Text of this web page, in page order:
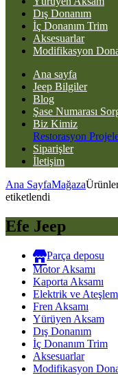
Dış Donanım
İç Donanım Trim
Aksesuarlar
Modifikasyon
Ana sayfa
Jeep Bilgiler
Blog
Şase Numarası
Biz Kimiz
Restorasyon
Siparişler
İletişim
Ana SayfaMağaza
etiketlendi
Efe Jeep
Parça deposu
Motor Aksamı
Kaporta Aksamı
Elektrik ve
Fren Aksamı
Yürüyen Aksam
Dış Donanım
İç Donanım Trim
Aksesuarlar
Modifikasyon